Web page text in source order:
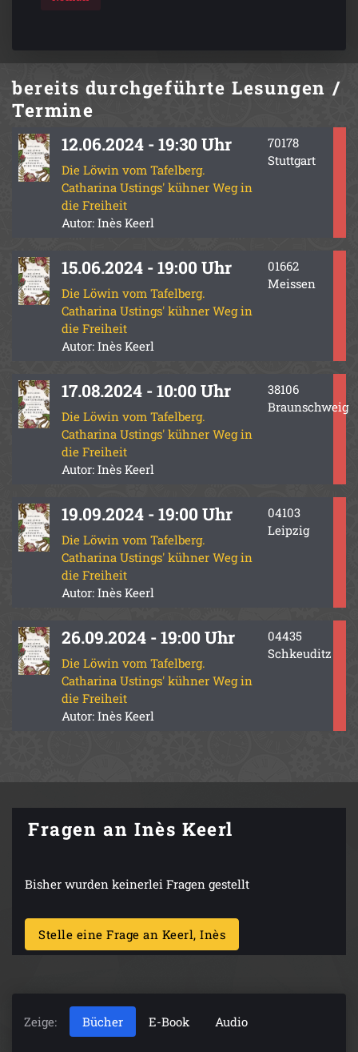
bereits durchgeführteLesungen /
Termine
12.06.2024 - 19:30 Uhr
Die Löwin vom Tafelberg.
Catharina Ustings' kühner Weg in
die Freiheit
Autor: Inès Keerl
70178
Stuttgart
15.06.2024 - 19:00 Uhr
Die Löwin vom Tafelberg.
Catharina Ustings' kühner Weg in
die Freiheit
Autor: Inès Keerl
01662
Meissen
17.08.2024 - 10:00 Uhr
Die Löwin vom Tafelberg.
Catharina Ustings' kühner Weg in
die Freiheit
Autor: Inès Keerl
38106
Braunschweig
19.09.2024 - 19:00 Uhr
Die Löwin vom Tafelberg.
Catharina Ustings' kühner Weg in
die Freiheit
Autor: Inès Keerl
04103
Leipzig
26.09.2024 - 19:00 Uhr
Die Löwin vom Tafelberg.
Catharina Ustings' kühner Weg in
die Freiheit
Autor: Inès Keerl
04435
Schkeuditz
Fragen an Inès Keerl
Bisher wurden keinerlei Fragen gestellt
Stelle eine Frage an Keerl, Inès
Zeige: Bücher E-Book Audio